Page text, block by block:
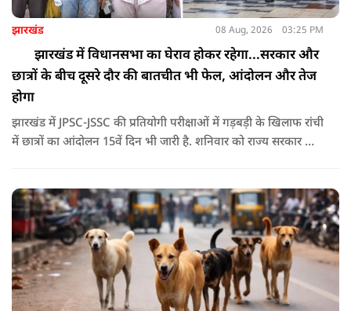
झारखंड 08 Aug, 2026 03:25 PM
झारखंड में विधानसभा का घेराव होकर रहेगा...सरकार और
छात्रों के बीच दूसरे दौर की बातचीत भी फेल, आंदोलन और तेज
होगा
झारखंड में JPSC-JSSC की प्रतियोगी परीक्षाओं में गड़बड़ी के खिलाफ रांची
में छात्रों का आंदोलन 15वें दिन भी जारी है. शनिवार को राज्य सरकार और